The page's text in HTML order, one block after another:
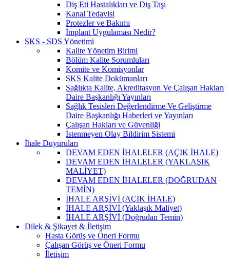
Diş Eti Hastalıkları ve Diş Taşı
Kanal Tedavisi
Protezler ve Bakımı
İmplant Uygulaması Nedir?
SKS - SDS Yönetimi
Kalite Yönetim Birimi
Bölüm Kalite Sorumluları
Komite ve Komisyonlar
SKS Kalite Dokümanları
Sağlıkta Kalite, Akreditasyon Ve Çalışan Hakları
Daire Başkanlığı Yayınları
Sağlık Tesisleri Değerlendirme Ve Geliştirme
Daire Başkanlığı Haberleri ve Yayınları
Çalışan Hakları ve Güvenliği
İstenmeyen Olay Bildirim Sistemi
İhale Duyuruları
DEVAM EDEN İHALELER (AÇIK İHALE)
DEVAM EDEN İHALELER (YAKLAŞIK
MALİYET)
DEVAM EDEN İHALELER (DOĞRUDAN
TEMİN)
İHALE ARŞİVİ (AÇIK İHALE)
İHALE ARŞİVİ (Yaklaşık Maliyet)
İHALE ARŞİVİ (Doğrudan Temin)
Dilek & Şikayet & İletişim
Hasta Görüş ve Öneri Formu
Çalışan Görüş ve Öneri Formu
İletişim